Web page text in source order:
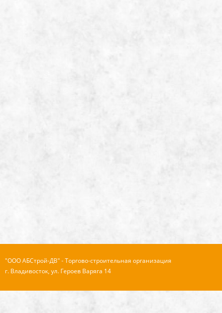
"ООО АБСтрой-ДВ" - Торгово-строительная организация
г. Владивосток, ул. Героев Варяга 14